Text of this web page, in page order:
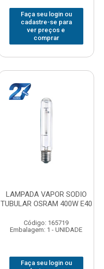
Faça seu login ou
cadastre-se para
ver preços e
comprar
LAMPADA VAPOR SODIO
TUBULAR OSRAM 400W E40
Código: 165719
Embalagem: 1 - UNIDADE
Faça seu login ou